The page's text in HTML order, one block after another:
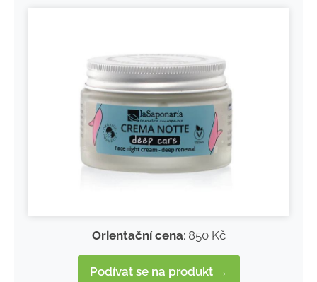
Orientační cena: 850 Kč
Podívat se na produkt →